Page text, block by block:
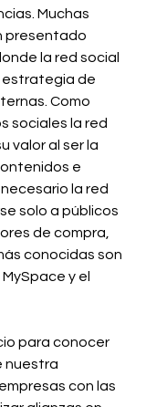
Muchas
presentado
la red social
estrategia de
Como
sociales la red
valor al ser la
e
la red
solo a públicos
de compra,
conocidas son
y el
para conocer
nuestra
con las